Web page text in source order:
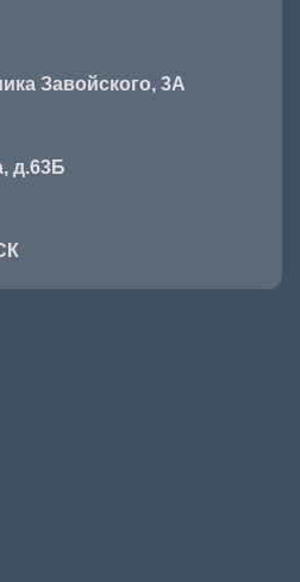
Завойского, 3А
д.63Б